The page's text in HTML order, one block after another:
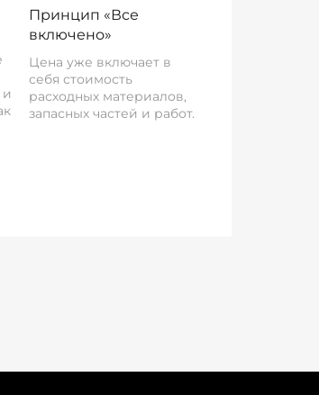
Принцип «Все
включено»
Цена уже включает в
себя стоимость
расходных материалов,
запасных частей и работ.